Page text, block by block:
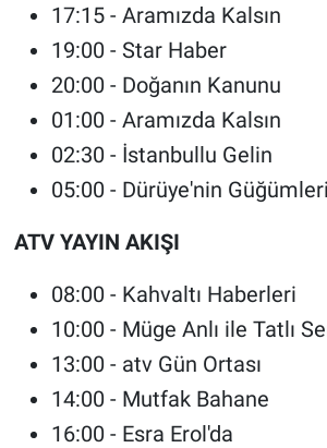
17:15 - Aramızda Kalsın
19:00 - Star Haber
20:00 - Doğanın Kanunu
01:00 - Aramızda Kalsın
02:30 - İstanbullu Gelin
05:00 - Dürüye'nin Güğümleri
ATV YAYIN AKIŞI
08:00 - Kahvaltı Haberleri
10:00 - Müge Anlı ile Tatlı
13:00 - atv Gün Ortası
14:00 - Mutfak Bahane
16:00 - Esra Erol'da